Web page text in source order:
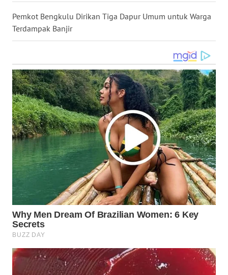
Pemkot Bengkulu Dirikan Tiga Dapur Umum untuk Warga
Terdampak Banjir
WN
NUSANTARA
WN
JATIM
WN
BALI
WN
KALBAR
KALTENG
WN
KALTARA